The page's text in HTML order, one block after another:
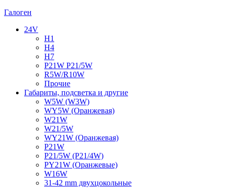
Галоген
24V
H1
H4
H7
P21W P21/5W
R5W/R10W
Прочие
Габариты, подсветка и другие
W5W (W3W)
WY5W (Оранжевая)
W21W
W21/5W
WY21W (Оранжевая)
P21W
P21/5W (P21/4W)
PY21W (Оранжевые)
W16W
31-42 mm двухцокольные